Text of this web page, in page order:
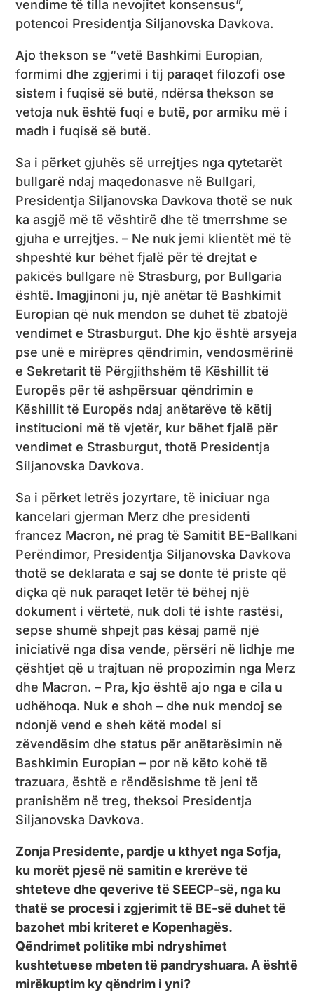
vendime të tilla nevojitet konsensus”,
potencoi Presidentja Siljanovska Davkova.
Ajo thekson se “vetë Bashkimi Europian,
formimi dhe zgjerimi i tij paraqet filozofi ose
sistem i fuqisë së butë, ndërsa thekson se
vetoja nuk është fuqi e butë, por armiku më i
madh i fuqisë së butë.
Sa i përket gjuhës së urrejtjes nga qytetarët
bullgarë ndaj maqedonasve në Bullgari,
Presidentja Siljanovska Davkova thotë se nuk
ka asgjë më të vështirë dhe të tmerrshme se
gjuha e urrejtjes. – Ne nuk jemi klientët më të
shpeshtë kur bëhet fjalë për të drejtat e
pakicës bullgare në Strasburg, por Bullgaria
është. Imagjinoni ju, një anëtar të Bashkimit
Europian që nuk mendon se duhet të zbatojë
vendimet e Strasburgut. Dhe kjo është arsyeja
pse unë e mirëpres qëndrimin, vendosmërinë
e Sekretarit të Përgjithshëm të Këshillit të
Europës për të ashpërsuar qëndrimin e
Këshillit të Europës ndaj anëtarëve të këtij
institucioni më të vjetër, kur bëhet fjalë për
vendimet e Strasburgut, thotë Presidentja
Siljanovska Davkova.
Sa i përket letrës jozyrtare, të iniciuar nga
kancelari gjerman Merz dhe presidenti
francez Macron, në prag të Samitit BE-Ballkani
Perëndimor, Presidentja Siljanovska Davkova
thotë se deklarata e saj se donte të priste që
diçka që nuk paraqet letër të bëhej një
dokument i vërtetë, nuk doli të ishte rastësi,
sepse shumë shpejt pas kësaj pamë një
iniciativë nga disa vende, përsëri në lidhje me
çështjet që u trajtuan në propozimin nga Merz
dhe Macron. – Pra, kjo është ajo nga e cila u
udhëhoqa. Nuk e shoh – dhe nuk mendoj se
ndonjë vend e sheh këtë model si
zëvendësim dhe status për anëtarësimin në
Bashkimin Europian – por në këto kohë të
trazuara, është e rëndësishme të jeni të
pranishëm në treg, theksoi Presidentja
Siljanovska Davkova.
Zonja Presidente, pardje u kthyet nga Sofja,
ku morët pjesë në samitin e krerëve të
shteteve dhe qeverive të SEECP-së, nga ku
thatë se procesi i zgjerimit të BE-së duhet të
bazohet mbi kriteret e Kopenhagës.
Qëndrimet politike mbi ndryshimet
kushtetuese mbeten të pandryshuara. A është
mirëkuptim ky qëndrim i yni?